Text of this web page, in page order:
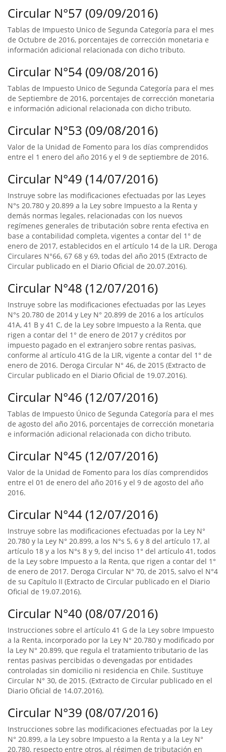
Circular N°57 (09/09/2016)
Tablas de Impuesto Unico de Segunda Categoría para el mes
de Octubre de 2016, porcentajes de corrección monetaria e
información adicional relacionada con dicho tributo.
Circular N°54 (09/08/2016)
Tablas de Impuesto Unico de Segunda Categoría para el mes
de Septiembre de 2016, porcentajes de corrección monetaria
e información adicional relacionada con dicho tributo.
Circular N°53 (09/08/2016)
Valor de la Unidad de Fomento para los días comprendidos
entre el 1 enero del año 2016 y el 9 de septiembre de 2016.
Circular N°49 (14/07/2016)
Instruye sobre las modificaciones efectuadas por las Leyes
N°s 20.780 y 20.899 a la Ley sobre Impuesto a la Renta y
demás normas legales, relacionadas con los nuevos
regímenes generales de tributación sobre renta efectiva en
base a contabilidad completa, vigentes a contar del 1° de
enero de 2017, establecidos en el artículo 14 de la LIR. Deroga
Circulares N°66, 67 68 y 69, todas del año 2015 (Extracto de
Circular publicado en el Diario Oficial de 20.07.2016).
Circular N°48 (12/07/2016)
Instruye sobre las modificaciones efectuadas por las Leyes
N°s 20.780 de 2014 y Ley N° 20.899 de 2016 a los artículos
41A, 41 B y 41 C, de la Ley sobre Impuesto a la Renta, que
rigen a contar del 1° de enero de 2017 y créditos por
impuesto pagado en el extranjero sobre rentas pasivas,
conforme al artículo 41G de la LIR, vigente a contar del 1° de
enero de 2016. Deroga Circular N° 46, de 2015 (Extracto de
Circular publicado en el Diario Oficial de 19.07.2016).
Circular N°46 (12/07/2016)
Tablas de Impuesto Único de Segunda Categoría para el mes
de agosto del año 2016, porcentajes de corrección monetaria
e información adicional relacionada con dicho tributo.
Circular N°45 (12/07/2016)
Valor de la Unidad de Fomento para los días comprendidos
entre el 01 de enero del año 2016 y el 9 de agosto del año
2016.
Circular N°44 (12/07/2016)
Instruye sobre las modificaciones efectuadas por la Ley N°
20.780 y la Ley N° 20.899, a los N°s 5, 6 y 8 del artículo 17, al
artículo 18 y a los N°s 8 y 9, del inciso 1° del artículo 41, todos
de la Ley sobre Impuesto a la Renta, que rigen a contar del 1°
de enero de 2017. Deroga Circular N° 70, de 2015, salvo el N°4
de su Capítulo II (Extracto de Circular publicado en el Diario
Oficial de 19.07.2016).
Circular N°40 (08/07/2016)
Instrucciones sobre el artículo 41 G de la Ley sobre Impuesto
a la Renta, incorporado por la Ley N° 20.780 y modificado por
la Ley N° 20.899, que regula el tratamiento tributario de las
rentas pasivas percibidas o devengadas por entidades
controladas sin domicilio ni residencia en Chile. Sustituye
Circular N° 30, de 2015. (Extracto de Circular publicado en el
Diario Oficial de 14.07.2016).
Circular N°39 (08/07/2016)
Instrucciones sobre las modificaciones efectuadas por la Ley
N° 20.899, a la Ley sobre Impuesto a la Renta y a la Ley N°
20.780, respecto entre otros, al régimen de tributación en